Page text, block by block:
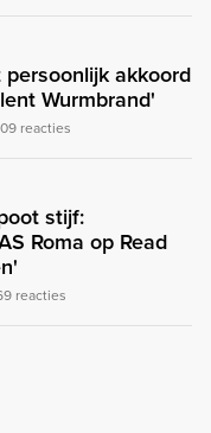
akkoord
Wurmbrand'
reacties
stijf:
Roma op Read
reacties